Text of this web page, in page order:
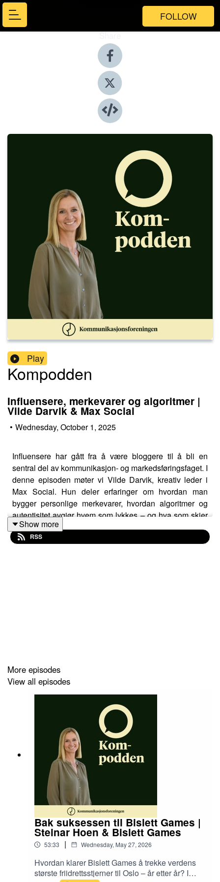
FOLLOW
Share
Play
Kompodden
Influensere, merkevarer og algoritmer |
Vilde Darvik & Max Social
• Wednesday, October 1, 2025
Influensere har gått fra å være bloggere til å bli en
sentral del av kommunikasjon- og markedsføringsfaget. I
denne episoden møter vi Vilde Darvik, kreativ leder i
Max Social. Hun deler erfaringer om hvordan man
bygger personlige merkevarer, hvordan algoritmer og
autentisitet avgjør hvem som lykkes – og hva som skjer
når kriser rammer profiler med hundretusener av følgere.
Show more
RSS
More episodes
View all episodes
Bak suksessen til Bislett Games |
Steinar Hoen & Bislett Games
53:33 | Wednesday, May 27, 2026
Hvordan klarer Bislett Games å trekke verdens
største friidrettsstjerner til Oslo – år etter år? I